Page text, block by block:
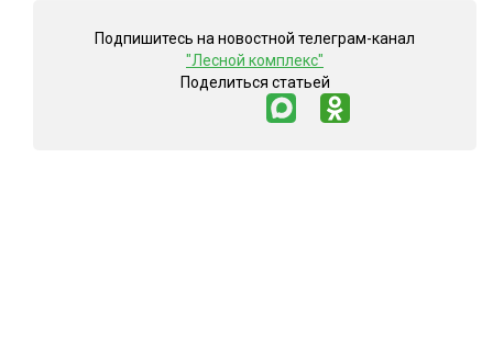
Подпишитесь на новостной телеграм-канал
"Лесной комплекс"
Поделиться статьей